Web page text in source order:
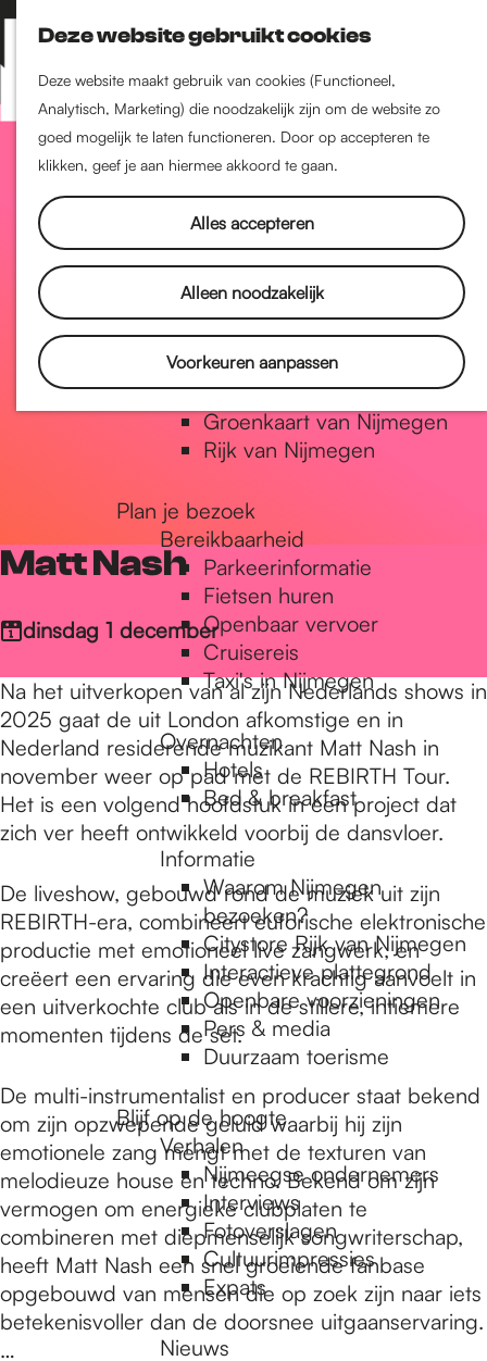
Deze website gebruikt cookies
Deze website maakt gebruik van cookies (Functioneel,
Analytisch, Marketing) die noodzakelijk zijn om de website zo
goed mogelijk te laten functioneren. Door op accepteren te
klikken, geef je aan hiermee akkoord te gaan.
Alles accepteren
Alleen noodzakelijk
Voorkeuren aanpassen
Z
o
e
k
e
K
a
a
r
t
M
e
n
Nijmegen-Nieuw-West
Nijmegen-Oud-West
Dukenburg
Lindenholt
Historie
De oudste stad van
Nederland
Historische tijdlijn
Romeinse Limes
Vrede van Nijmegen Penning
Natuur in Nijmegen
Groenkaart van Nijmegen
Rijk van Nijmegen
Plan je bezoek
Bereikbaarheid
Parkeerinformatie
Fietsen huren
Openbaar vervoer
Cruisereis
Taxi's in Nijmegen
Overnachten
Hotels
Bed & breakfast
Informatie
Waarom Nijmegen
bezoeken?
Citystore Rijk van Nijmegen
Interactieve plattegrond
Openbare voorzieningen
Pers & media
Duurzaam toerisme
Blijf op de hoogte
Verhalen
Nijmeegse ondernemers
Interviews
Fotoverslagen
Cultuurimpressies
Expats
Nieuws
Matt Nash
dinsdag 1 december
Na het uitverkopen van al zijn Nederlands shows in
2025 gaat de uit London afkomstige en in
Nederland residerende muzikant Matt Nash in
november weer op pad met de REBIRTH Tour.
Het is een volgend hoofdstuk in een project dat
zich ver heeft ontwikkeld voorbij de dansvloer.
De liveshow, gebouwd rond de muziek uit zijn
REBIRTH-era, combineert euforische elektronische
productie met emotioneel live zangwerk, en
creëert een ervaring die even krachtig aanvoelt in
een uitverkochte club als in de stillere, intiemere
momenten tijdens de set.
De multi-instrumentalist en producer staat bekend
om zijn opzwepende geluid waarbij hij zijn
emotionele zang mengt met de texturen van
melodieuze house en techno. Bekend om zijn
vermogen om energieke clubplaten te
combineren met diepmenselijk songwriterschap,
heeft Matt Nash een snel groeiende fanbase
opgebouwd van mensen die op zoek zijn naar iets
betekenisvoller dan de doorsnee uitgaanservaring.
…